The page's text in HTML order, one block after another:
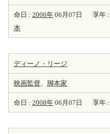
命日 : 2006年 06月07日 享年 :
本
ディーノ・リージ
映画監督、 脚本家
命日 : 2008年 06月07日 享年 :